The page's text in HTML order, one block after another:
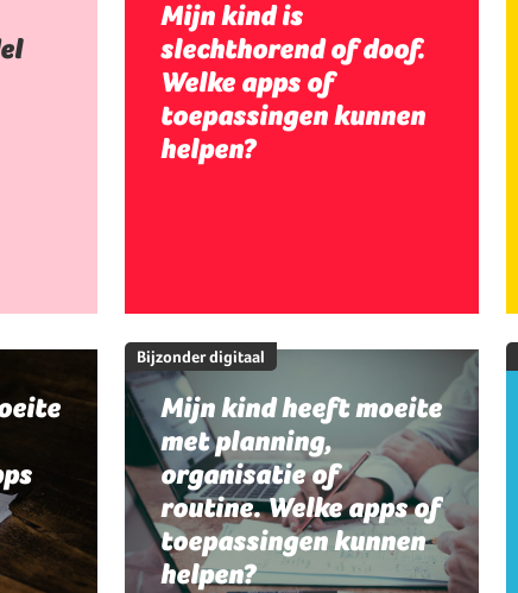
Mijn kind is
slechthorend of doof.
Welke apps of
toepassingen kunnen
helpen?
Bijzonder digitaal
Mijn kind heeft moeite
met planning,
organisatie of
routine. Welke apps of
toepassingen kunnen
helpen?